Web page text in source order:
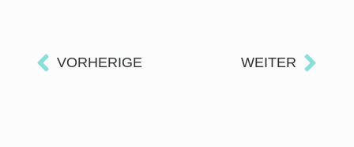
VORHERIGE WEITER